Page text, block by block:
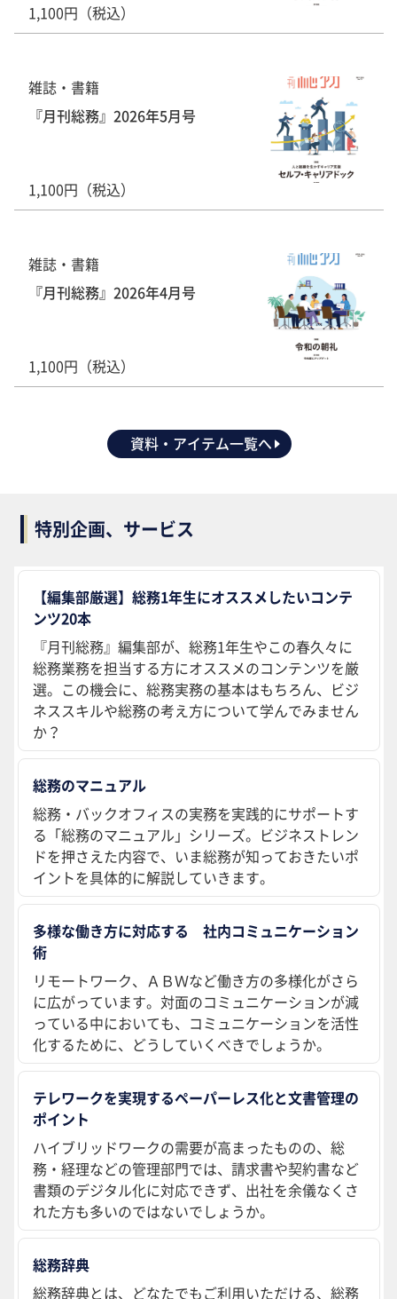
1,100円（税込）
雑誌・書籍
『月刊総務』2026年5月号
1,100円（税込）
雑誌・書籍
『月刊総務』2026年4月号
1,100円（税込）
資料・アイテム一覧へ
特別企画、サービス
【編集部厳選】総務1年生にオススメしたいコンテ
ンツ20本
『月刊総務』編集部が、総務1年生やこの春久々に
総務業務を担当する方にオススメのコンテンツを厳
選。この機会に、総務実務の基本はもちろん、ビジ
ネススキルや総務の考え方について学んでみません
か？
総務のマニュアル
総務・バックオフィスの実務を実践的にサポートす
る「総務のマニュアル」シリーズ。ビジネストレン
ドを押さえた内容で、いま総務が知っておきたいポ
イントを具体的に解説していきます。
多様な働き方に対応する 社内コミュニケーション
術
リモートワーク、ＡＢＷなど働き方の多様化がさら
に広がっています。対面のコミュニケーションが減
っている中においても、コミュニケーションを活性
化するために、どうしていくべきでしょうか。
テレワークを実現するペーパーレス化と文書管理の
ポイント
ハイブリッドワークの需要が高まったものの、総
務・経理などの管理部門では、請求書や契約書など
書類のデジタル化に対応できず、出社を余儀なくさ
れた方も多いのではないでしょうか。
総務辞典
総務辞典とは、どなたでもご利用いただける、総務